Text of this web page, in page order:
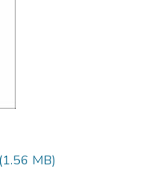
MB)